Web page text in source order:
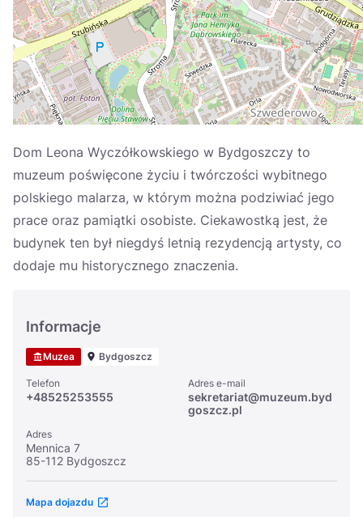
Dom Leona Wyczółkowskiego w Bydgoszczy to
muzeum poświęcone życiu i twórczości wybitnego
polskiego malarza, w którym można podziwiać jego
prace oraz pamiątki osobiste. Ciekawostką jest, że
budynek ten był niegdyś letnią rezydencją artysty, co
dodaje mu historycznego znaczenia.
Informacje
Muzea Bydgoszcz
Telefon
+48525253555
Adres e-mail
sekretariat@muzeum.byd
goszcz.pl
Adres
Mennica 7
85-112 Bydgoszcz
Mapa dojazdu